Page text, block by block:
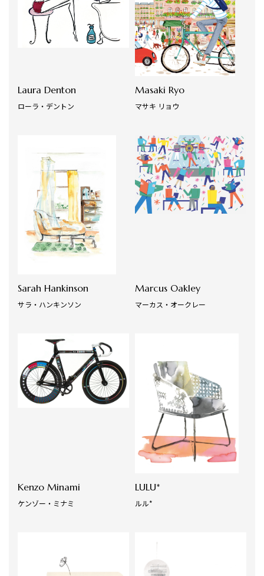
Laura Denton
ローラ・デントン
Masaki Ryo
マサキ リョウ
Sarah Hankinson
サラ・ハンキンソン
Marcus Oakley
マーカス・オークレー
Kenzo Minami
ケンゾー・ミナミ
LULU*
ルル*